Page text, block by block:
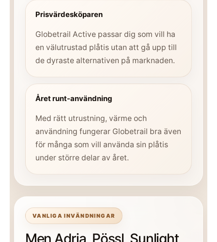
Prisvärdesköparen
Globetrail Active passar dig som vill ha
en välutrustad plåtis utan att gå upp till
de dyraste alternativen på marknaden.
Året runt-användning
Med rätt utrustning, värme och
användning fungerar Globetrail bra även
för många som vill använda sin plåtis
under större delar av året.
VANLIGA INVÄNDNINGAR
Men Adria, Pössl, Sunlight